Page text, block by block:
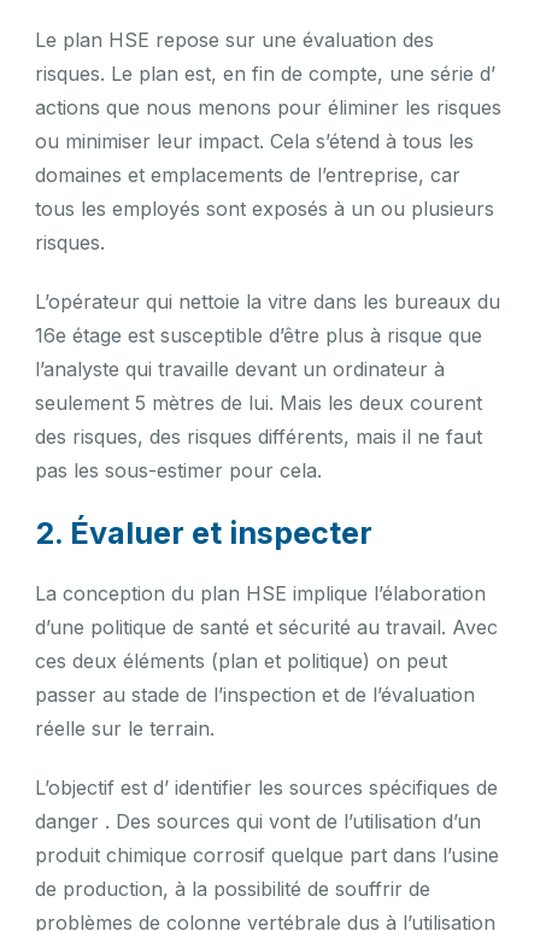
Le plan HSE repose sur une évaluation des
risques. Le plan est, en fin de compte, une série d’
actions que nous menons pour éliminer les risques
ou minimiser leur impact. Cela s’étend à tous les
domaines et emplacements de l’entreprise, car
tous les employés sont exposés à un ou plusieurs
risques.
L’opérateur qui nettoie la vitre dans les bureaux du
16e étage est susceptible d’être plus à risque que
l’analyste qui travaille devant un ordinateur à
seulement 5 mètres de lui. Mais les deux courent
des risques, des risques différents, mais il ne faut
pas les sous-estimer pour cela.
2. Évaluer et inspecter
La conception du plan HSE implique l’élaboration
d’une politique de santé et sécurité au travail. Avec
ces deux éléments (plan et politique) on peut
passer au stade de l’inspection et de l’évaluation
réelle sur le terrain.
L’objectif est d’ identifier les sources spécifiques de
danger . Des sources qui vont de l’utilisation d’un
produit chimique corrosif quelque part dans l’usine
de production, à la possibilité de souffrir de
problèmes de colonne vertébrale dus à l’utilisation